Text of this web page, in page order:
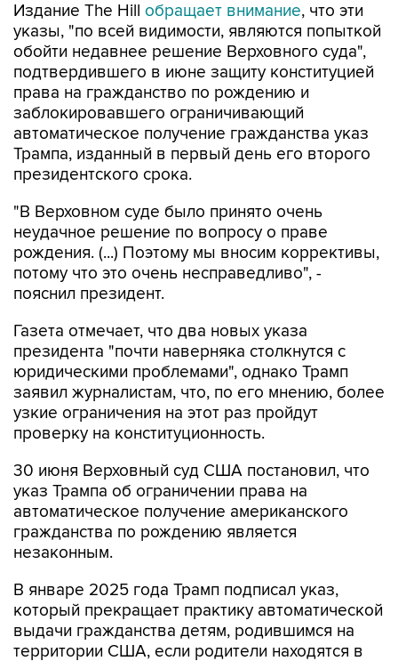
Издание The Hill обращает внимание, что эти
указы, "по всей видимости, являются попыткой
обойти недавнее решение Верховного суда",
подтвердившего в июне защиту конституцией
права на гражданство по рождению и
заблокировавшего ограничивающий
автоматическое получение гражданства указ
Трампа, изданный в первый день его второго
президентского срока.
"В Верховном суде было принято очень
неудачное решение по вопросу о праве
рождения. (...) Поэтому мы вносим коррективы,
потому что это очень несправедливо", -
пояснил президент.
Газета отмечает, что два новых указа
президента "почти наверняка столкнутся с
юридическими проблемами", однако Трамп
заявил журналистам, что, по его мнению, более
узкие ограничения на этот раз пройдут
проверку на конституционность.
30 июня Верховный суд США постановил, что
указ Трампа об ограничении права на
автоматическое получение американского
гражданства по рождению является
незаконным.
В январе 2025 года Трамп подписал указ,
который прекращает практику автоматической
выдачи гражданства детям, родившимся на
территории США, если родители находятся в